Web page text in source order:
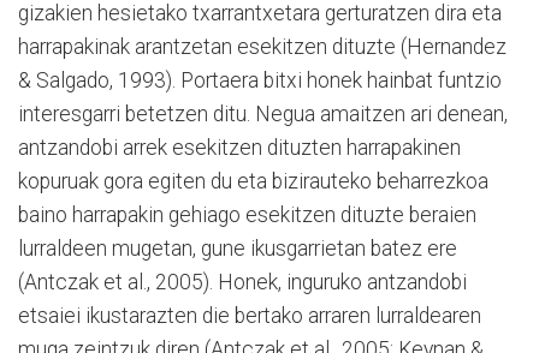
gizakien hesietako txarrantxetara gerturatzen dira eta
harrapakinak arantzetan esekitzen dituzte (Hernandez
& Salgado, 1993). Portaera bitxi honek hainbat funtzio
interesgarri betetzen ditu. Negua amaitzen ari denean,
antzandobi arrek esekitzen dituzten harrapakinen
kopuruak gora egiten du eta bizirauteko beharrezkoa
baino harrapakin gehiago esekitzen dituzte beraien
lurraldeen mugetan, gune ikusgarrietan batez ere
(Antczak et al., 2005). Honek, inguruko antzandobi
etsaiei ikustarazten die bertako arraren lurraldearen